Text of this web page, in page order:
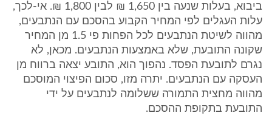
ביבוא, בעלות שנעה בין 1,650 ₪ לבין 1,800 ₪. אי-לכך,
עלות העגלים לפי המחיר הקבוע בהסכם עם הנתבעים,
מהווה לשיטת הנתבעים לכל הפחות פי 1.5 מן המחיר
שקונה התובעת, שלא באמצעות הנתבעים. מכאן, לא
נגרם לתובעת הפסד. נהפוך הוא, התובע יצאה ברווח מן
העסקה עם הנתבעים. יתרה מזו, סכום הפיצוי המוסכם
מהווה מחצית התמורה ששלומה לנתבעים על ידי
התובעת בתקופת ההסכם.